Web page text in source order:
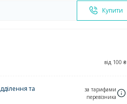
Купити
від 100 ₴
та
за тарифами
перевізника